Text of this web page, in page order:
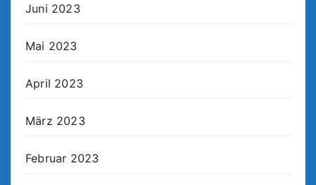
Juni 2023
Mai 2023
April 2023
März 2023
Februar 2023